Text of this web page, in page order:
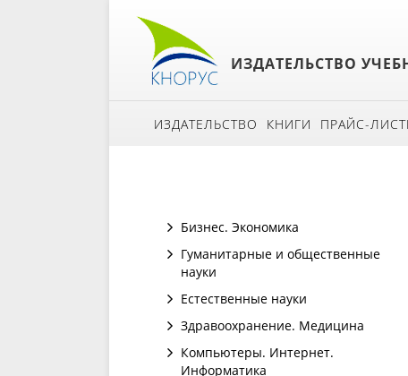
ИЗДАТЕЛЬСТВО
ИЗДАТЕЛЬСТВО КНИГИ ПРАЙС-
Бизнес. Экономика
Гуманитарные и общественные
науки
Естественные науки
Здравоохранение. Медицина
Компьютеры. Интернет.
Информатика